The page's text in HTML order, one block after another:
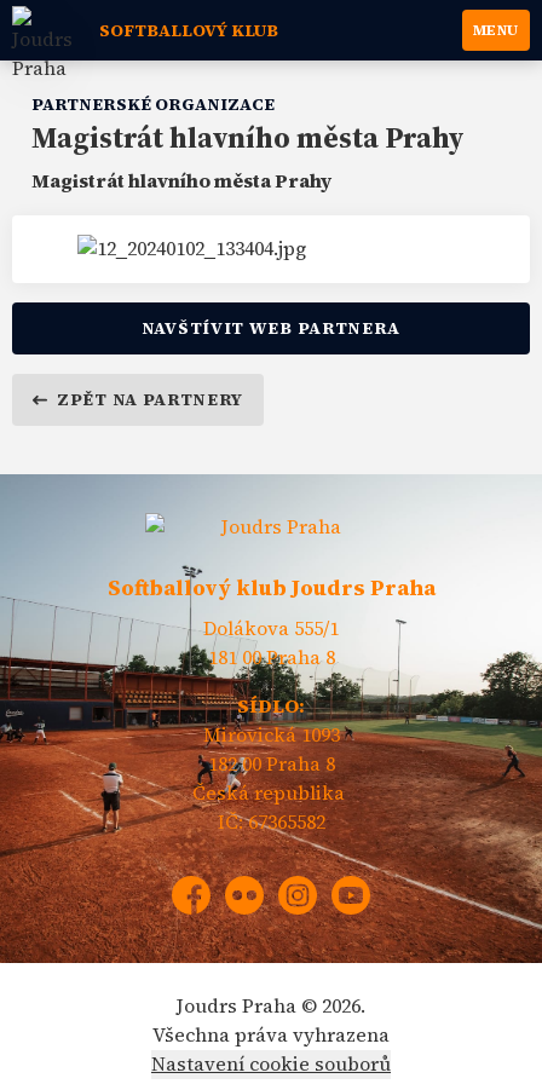
SOFTBALLOVÝ KLUB MENU
PARTNERSKÉ ORGANIZACE
Magistrát hlavního města Prahy
Magistrát hlavního města Prahy
NAVŠTÍVIT WEB PARTNERA
ZPĚT NA PARTNERY
Softballový klub Joudrs Praha
Dolákova 555/1
181 00 Praha 8
SÍDLO:
Mirovická 1093
182 00 Praha 8
Česká republika
IČ: 67365582
Facebook
FlickrInstagramYouTube
Joudrs Praha © 2026.
Všechna práva vyhrazena
Nastavení cookie souborů